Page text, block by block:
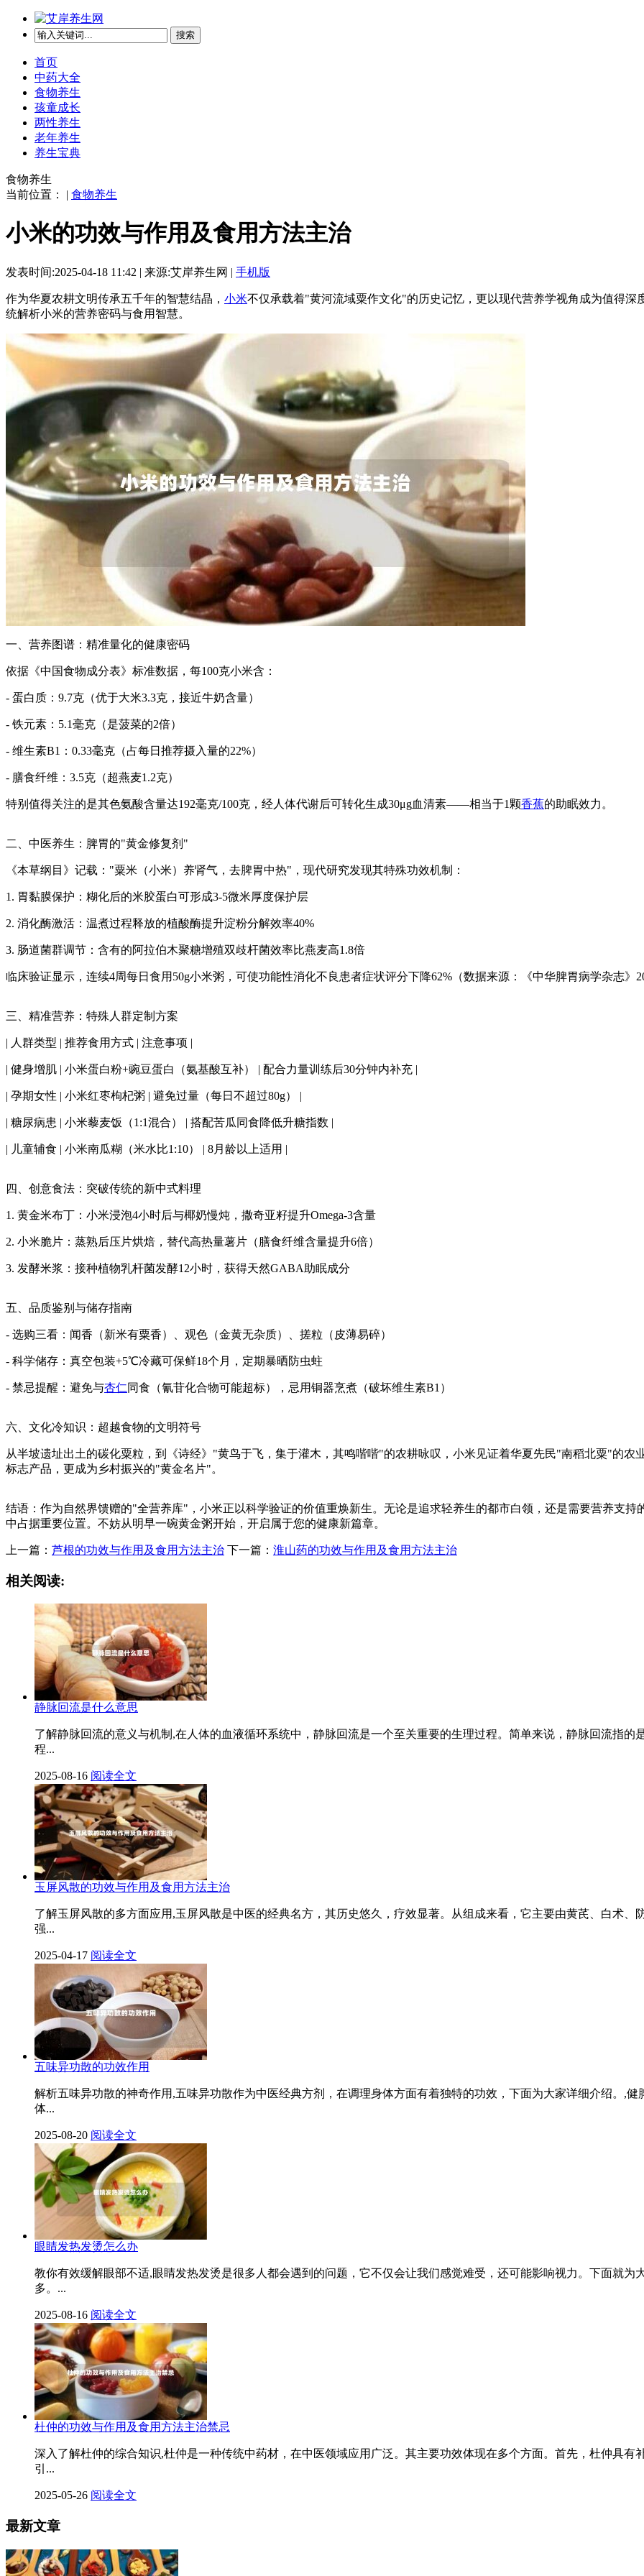
搜索
首页
中药大全
食物养生
孩童成长
两性养生
老年养生
养生宝典
食物养生
当前位置： | 食物养生
小米的功效与作用及食用方法主治
发表时间:2025-04-18 11:42 | 来源:艾岸养生网 | 手机版
作为华夏农耕文明传承五千年的智慧结晶， 小米不仅承载着"黄河流域粟作文化"的历史记忆，更以现代营养学视角成为值得
统解析小米的营养密码与食用智慧。
一、营养图谱：精准量化的健康密码
依据《中国食物成分表》标准数据，每100克小米含：
- 蛋白质：9.7克（优于大米3.3克，接近牛奶含量）
- 铁元素：5.1毫克（是菠菜的2倍）
- 维生素B1：0.33毫克（占每日推荐摄入量的22%）
- 膳食纤维：3.5克（超燕麦1.2克）
特别值得关注的是其色氨酸含量达192毫克/100克，经人体代谢后可转化生成30μg血清素——相当于1颗香蕉的助眠效力。
二、中医养生：脾胃的"黄金修复剂"
《本草纲目》记载："粟米（小米）养肾气，去脾胃中热"，现代研究发现其特殊功效机制：
1. 胃黏膜保护：糊化后的米胶蛋白可形成3-5微米厚度保护层
2. 消化酶激活：温煮过程释放的植酸酶提升淀粉分解效率40%
3. 肠道菌群调节：含有的阿拉伯木聚糖增殖双歧杆菌效率比燕麦高1.8倍
临床验证显示，连续4周每日食用50g小米粥，可使功能性消化不良患者症状评分下降62%（数据来源：《中华脾胃病学杂志》
三、精准营养：特殊人群定制方案
| 人群类型 | 推荐食用方式 | 注意事项 |
| 健身增肌 | 小米蛋白粉+豌豆蛋白（氨基酸互补） | 配合力量训练后30分钟内补充 |
| 孕期女性 | 小米红枣枸杞粥 | 避免过量（每日不超过80g） |
| 糖尿病患 | 小米藜麦饭（1:1混合） | 搭配苦瓜同食降低升糖指数 |
| 儿童辅食 | 小米南瓜糊（米水比1:10） | 8月龄以上适用 |
四、创意食法：突破传统的新中式料理
1. 黄金米布丁：小米浸泡4小时后与椰奶慢炖，撒奇亚籽提升Omega-3含量
2. 小米脆片：蒸熟后压片烘焙，替代高热量薯片（膳食纤维含量提升6倍）
3. 发酵米浆：接种植物乳杆菌发酵12小时，获得天然GABA助眠成分
五、品质鉴别与储存指南
- 选购三看：闻香（新米有粟香）、观色（金黄无杂质）、搓粒（皮薄易碎）
- 科学储存：真空包装+5℃冷藏可保鲜18个月，定期暴晒防虫蛀
- 禁忌提醒：避免与杏仁同食（氰苷化合物可能超标），忌用铜器烹煮（破坏维生素B1）
六、文化冷知识：超越食物的文明符号
从半坡遗址出土的碳化粟粒，到《诗经》"黄鸟于飞，集于灌木，其鸣喈喈"的农耕咏叹，小米见证着华夏先民"南稻北粟"的
标志产品，更成为乡村振兴的"黄金名片"。
结语：作为自然界馈赠的"全营养库"，小米正以科学验证的价值重焕新生。无论是追求轻养生的都市白领，还是需要营养支
中占据重要位置。不妨从明早一碗黄金粥开始，开启属于您的健康新篇章。
上一篇： 芦根的功效与作用及食用方法主治 下一篇： 淮山药的功效与作用及食用方法主治
相关阅读:
静脉回流是什么意思
了解静脉回流的意义与机制,在人体的血液循环系统中，静脉回流是一个至关重要的生理过程。简单来说，静脉回流指
程...
2025-08-16 阅读全文
玉屏风散的功效与作用及食用方法主治
了解玉屏风散的多方面应用,玉屏风散是中医的经典名方，其历史悠久，疗效显著。从组成来看，它主要由黄芪、白术
强...
2025-04-17 阅读全文
五味异功散的功效作用
解析五味异功散的神奇作用,五味异功散作为中医经典方剂，在调理身体方面有着独特的功效，下面为大家详细介绍。,
体...
2025-08-20 阅读全文
眼睛发热发烫怎么办
教你有效缓解眼部不适,眼睛发热发烫是很多人都会遇到的问题，它不仅会让我们感觉难受，还可能影响视力。下面就
多。...
2025-08-16 阅读全文
杜仲的功效与作用及食用方法主治禁忌
深入了解杜仲的综合知识,杜仲是一种传统中药材，在中医领域应用广泛。其主要功效体现在多个方面。首先，杜仲具
引...
2025-05-26 阅读全文
最新文章